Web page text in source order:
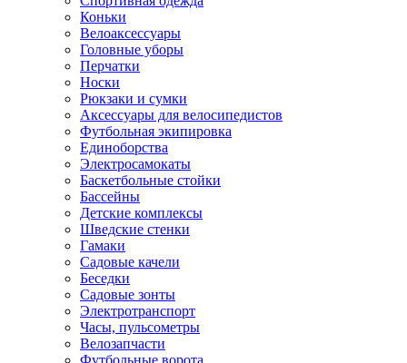
Коньки
Велоаксессуары
Головные уборы
Перчатки
Носки
Рюкзаки и сумки
Аксессуары для велосипедистов
Футбольная экипировка
Единоборства
Электросамокаты
Баскетбольные стойки
Бассейны
Детские комплексы
Шведские стенки
Гамаки
Садовые качели
Беседки
Садовые зонты
Электротранспорт
Часы, пульсометры
Велозапчасти
Футбольные ворота